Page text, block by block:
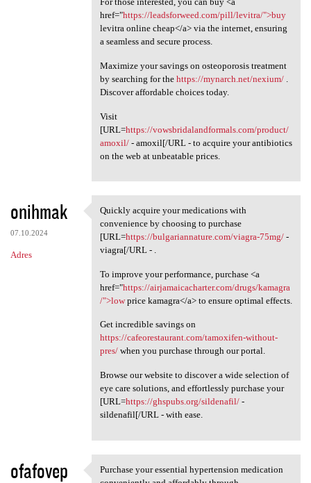
href="https://leadsforweed.com/pill/levitra/">buy
levitra online cheap</a> via the internet, ensuring
a seamless and secure process.
Maximize your savings on osteoporosis treatment
by searching for the https://mynarch.net/nexium/.
Discover affordable choices today.
Visit
[URL=https://vowsbridalandformals.com/product/
amoxil/- amoxil[/URL - to acquire your antibiotics
on the web at unbeatable prices.
onihmak
07.10.2024
Adres
Quickly acquire your
Quickly acquire your medications with
convenience by choosing to purchase
[URL=https://bulgariannature.com/viagra-75mg/-
viagra[/URL - .
To improve your performance, purchase <a
href="https://airjamaicacharter.com/drugs/kamagra
/">lowprice kamagra</a> to ensure optimal effects.
Get incredible savings on
https://cafeorestaurant.com/tamoxifen-without-
pres/when you purchase through our portal.
Browse our website to discover a wide selection of
eye care solutions, and effortlessly purchase your
[URL=https://ghspubs.org/sildenafil/-
sildenafil[/URL - with ease.
ofafovep
Purchase your essential hypertension medication